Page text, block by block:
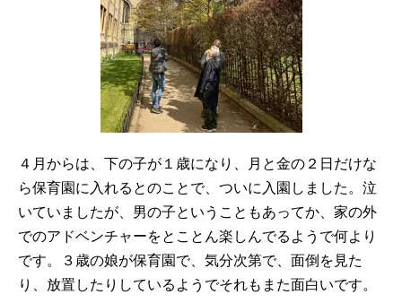
４月からは、下の子が１歳になり、月と金の２日だけな
ら保育園に入れるとのことで、ついに入園しました。泣
いていましたが、男の子ということもあってか、家の外
でのアドベンチャーをとことん楽しんでるようで何より
です。３歳の娘が保育園で、気分次第で、面倒を見た
り、放置したりしているようでそれもまた面白いです。